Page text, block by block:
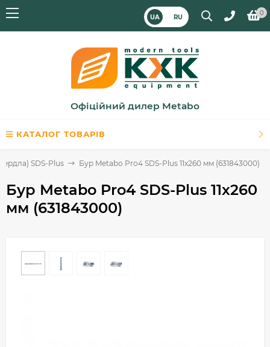
UA RU
0
Офіційний дилер Metabo
КАТАЛОГ ТОВАРІВ
SDS-Plus Бур Metabo Pro4 SDS-Plus 11x260 мм (631843000)
Бур Metabo Pro4 SDS-Plus 11x260
мм (631843000)